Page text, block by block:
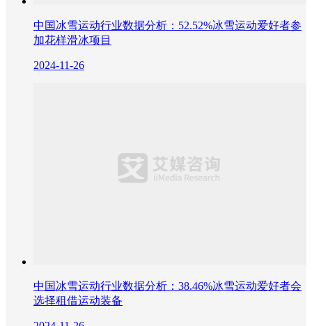
中国冰雪运动行业数据分析：52.52%冰雪运动爱好者参
加花样滑冰项目
2024-11-26
中国冰雪运动行业数据分析：38.46%冰雪运动爱好者会
选择租借运动装备